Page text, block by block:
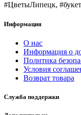
#ЦветыЛипецк,
Информация
О нас
Информация о
Политика
Условия
Возврат товара
Служба поддержки